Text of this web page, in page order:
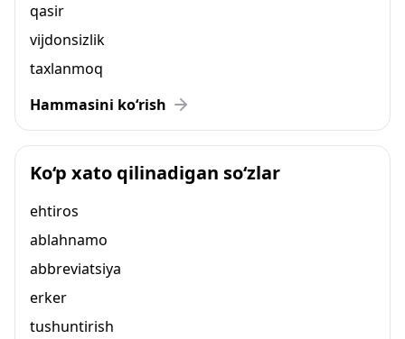
qasir
vijdonsizlik
taxlanmoq
Hammasini ko‘rish
Ko‘p xato qilinadigan so‘zlar
ehtiros
ablahnamo
abbreviatsiya
erker
tushuntirish